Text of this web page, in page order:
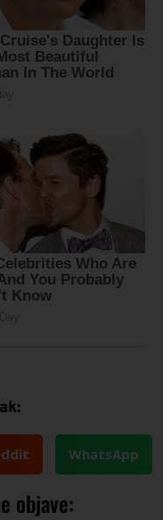
WhatsApp
objave: